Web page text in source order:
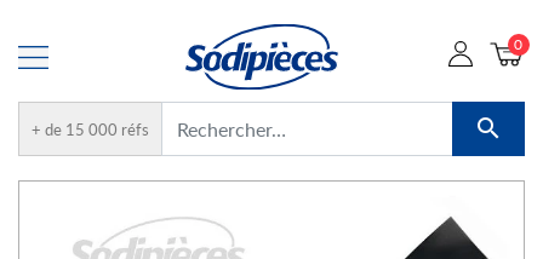
+ de 15 000 réfs 
0